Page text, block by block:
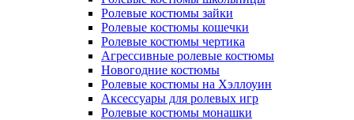
Ролевые костюмы зайки
Ролевые костюмы кошечки
Ролевые костюмы чертика
Агрессивные ролевые костюмы
Новогодние костюмы
Ролевые костюмы на Хэллоуин
Аксессуары для ролевых игр
Ролевые костюмы монашки